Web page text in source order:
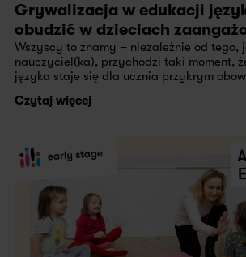
Grywalizacja w edukacji
obudzić w dzieciach
Wszyscy to znamy – niezależnie od tego,
nauczyciel(ka), przychodzi taki moment,
języka staje się dla ucznia przykrym
Czytaj więcej